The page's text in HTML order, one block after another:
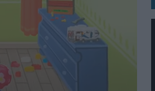
CALIPPO Y SOLERO
EN ACTIVOS CULTURALES Y ECONÓMICOS
CON LOS MEDIOS
INTERNACIONAL
Y LA MEDICIÓN SON DOS CARAS DE LA MISMA